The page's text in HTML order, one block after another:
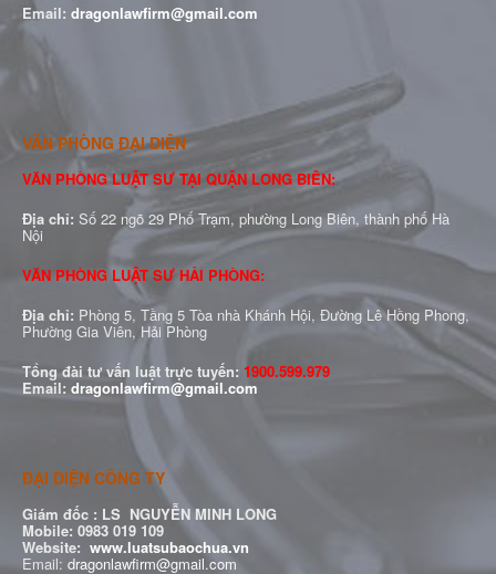
Email: dragonlawfirm@gmail.com
VĂN PHÒNG ĐẠI DIỆN
VĂN PHÒNG LUẬT SƯ TẠI QUẬN LONG BIÊN:
Địa chỉ: Số 22 ngõ 29 Phố Trạm, phường Long Biên, thành phố Hà
Nội
VĂN PHÒNG LUẬT SƯ HẢI PHÒNG:
Địa chỉ: Phòng 5, Tầng 5 Tòa nhà Khánh Hội, Đường Lê Hồng Phong,
Phường Gia Viên, Hải Phòng
Tổng đài tư vấn luật trực tuyến: 1900.599.979
Email: dragonlawfirm@gmail.com
ĐẠI DIỆN CÔNG TY
Giám đốc : LS NGUYỄN MINH LONG
Mobile: 0983 019 109
Website: www.luatsubaochua.vn
Email: dragonlawfirm@gmail.com